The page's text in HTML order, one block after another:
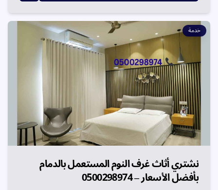
خدمة
نشتري أثاث غرف النوم المستعمل بالدمام
بأفضل الأسعار – 0500298974